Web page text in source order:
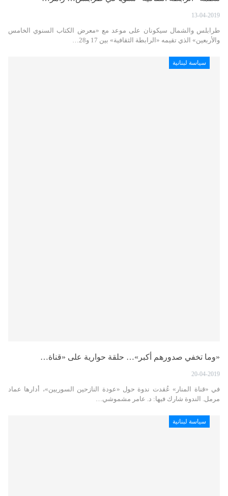
13-04-2019
طرابلس والشمال سيكونان على موعد مع «معرض الكتاب السنوي الخامس
والأربعين» الذي تقيمه «الرابطة الثقافية» بين 17 و28…
سياسة لبنانية
«وما تخفي صدورهم أكبر»… حلقة حوارية على «قناة…
20-04-2019
في «قناة المنار» عُقدت ندوة حول «عودة النازحين السوريين»، أدارها عماد
مرمل. الندوة شارك فيها: د. عامر مشموشي…
سياسة لبنانية